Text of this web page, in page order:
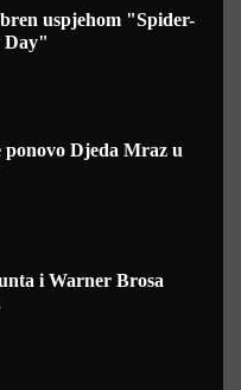
uspjehom "Spider-
Day"
Djeda Mraz u
i Warner Brosa